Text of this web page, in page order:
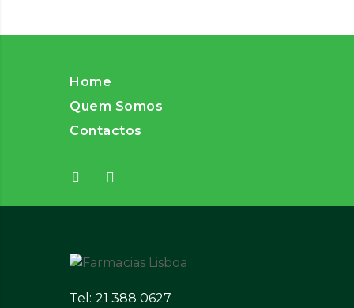
Home
Quem Somos
Contactos
Tel: 21 388 0627